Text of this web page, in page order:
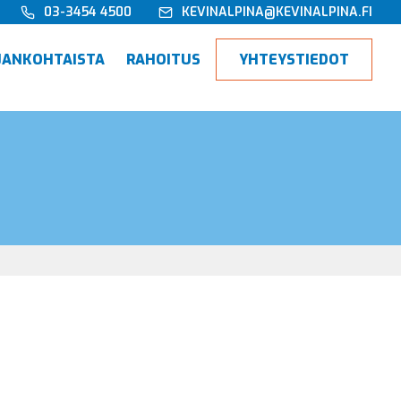
03-3454 4500 KEVINALPINA@KEVINALPINA.FI
RAHOITUS YHTEYSTIEDOT×